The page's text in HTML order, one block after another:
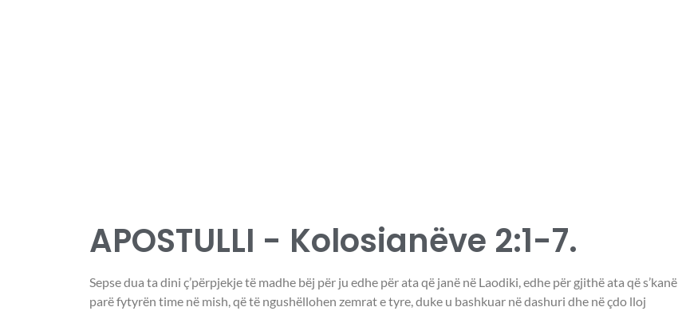
APOSTULLI - Kolosianëve 2:1-7.
Sepse dua ta dini ç’përpjekje të madhe bëj për ju edhe për ata që janë në Laodiki, edhe për gjithë ata që s’kanë
parë fytyrën time në mish, që të ngushëllohen zemrat e tyre, duke u bashkuar në dashuri dhe në çdo lloj